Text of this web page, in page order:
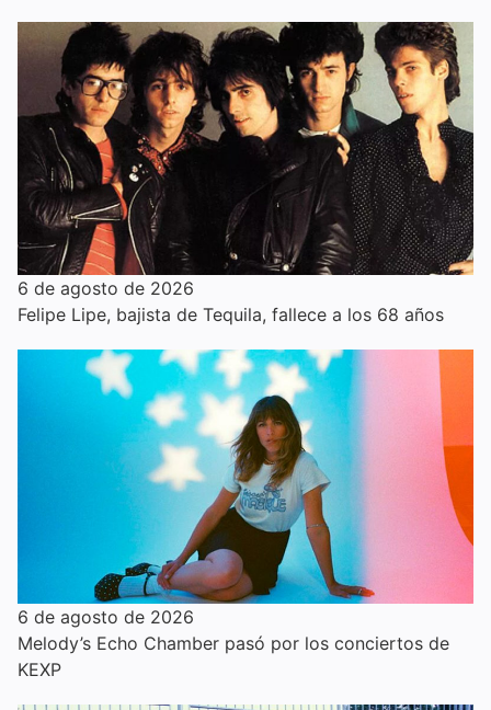
6 de agosto de 2026
Felipe Lipe, bajista de Tequila, fallece a los 68 años
6 de agosto de 2026
Melody’s Echo Chamber pasó por los conciertos de
KEXP